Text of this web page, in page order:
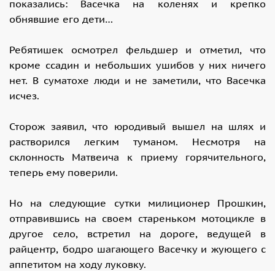
показались: Васечка на коленях и крепко
обнявшие его дети…
Ребятишек осмотрел фельдшер и отметил, что
кроме ссадин и небольших ушибов у них ничего
нет. В суматохе люди и не заметили, что Васечка
исчез.
Сторож заявил, что юродивый вышел на шлях и
растворился легким туманом. Несмотря на
склонность Матвеича к приему горячительного,
теперь ему поверили.
Но на следующие сутки милиционер Прошкин,
отправившись на своем стареньком мотоцикле в
другое село, встретил на дороге, ведущей в
райцентр, бодро шагающего Васечку и жующего с
аппетитом на ходу луковку.